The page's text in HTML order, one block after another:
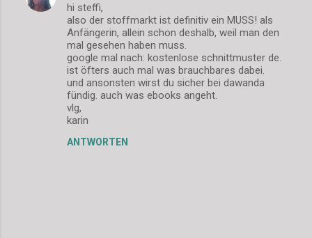
hi steffi,
also der stoffmarkt ist definitiv ein MUSS! als
Anfängerin, allein schon deshalb, weil man den
mal gesehen haben muss.
google mal nach: kostenlose schnittmuster de.
ist öfters auch mal was brauchbares dabei.
und ansonsten wirst du sicher bei dawanda
fündig. auch was ebooks angeht.
vlg,
karin
ANTWORTEN